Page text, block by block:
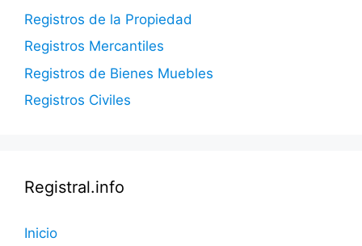
Registros de la Propiedad
Registros Mercantiles
Registros de Bienes Muebles
Registros Civiles
Registral.info
Inicio